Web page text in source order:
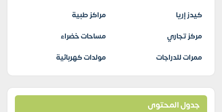
كيدز إريا
مراكز طبية
مركز تجاري
مساحات خضراء
ممرات للدراجات
مولدات كهربائية
جدول المحتوى